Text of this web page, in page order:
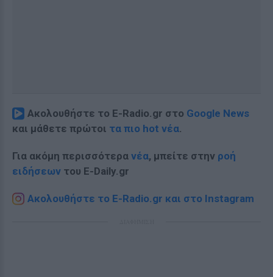
Ακολουθήστε το E-Radio.gr στο Google News
και μάθετε πρώτοι τα πιο hot νέα.
Για ακόμη περισσότερα νέα, μπείτε στην ροή
ειδήσεων του E-Daily.gr
Ακολουθήστε το E-Radio.gr και στο Instagram